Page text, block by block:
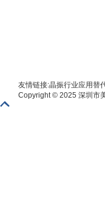
友情链接:晶振行业应用替
Copyright © 2025 深圳市